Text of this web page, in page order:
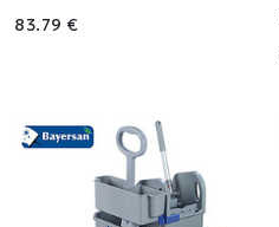
83.79 €